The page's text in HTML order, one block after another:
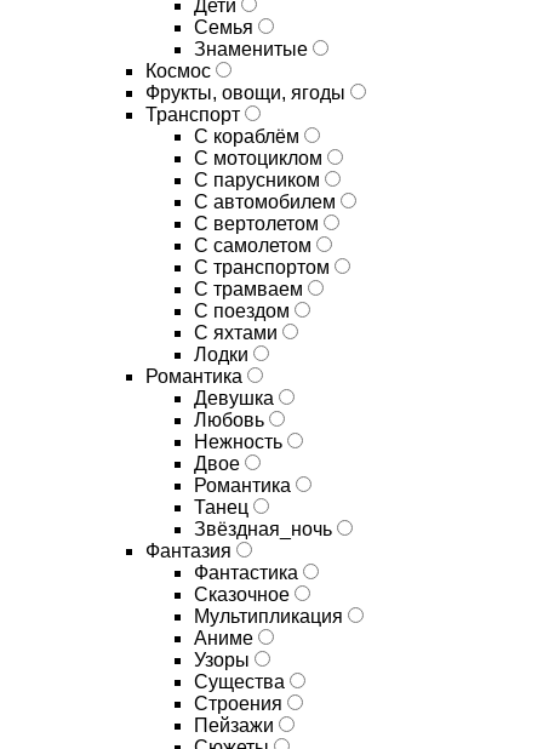
Дети
Семья
Знаменитые
Космос
Фрукты, овощи, ягоды
Транспорт
С кораблём
С мотоциклом
С парусником
С автомобилем
С вертолетом
С самолетом
С транспортом
С трамваем
С поездом
С яхтами
Лодки
Романтика
Девушка
Любовь
Нежность
Двое
Романтика
Танец
Звёздная_ночь
Фантазия
Фантастика
Сказочное
Мультипликация
Аниме
Узоры
Существа
Строения
Пейзажи